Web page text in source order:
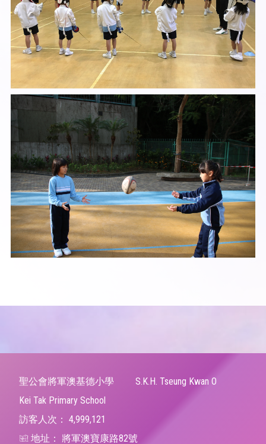
聖公會將軍澳基德小學
S.K.H. Tseung Kwan O
Kei Tak Primary School
訪客人次： 4,999,121
地址：
將軍澳寶康路82號